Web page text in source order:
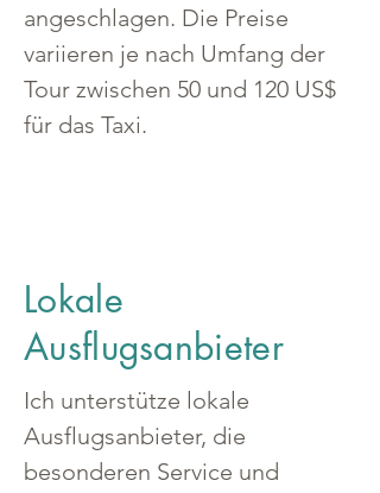
angeschlagen. Die Preise
variieren je nach Umfang der
Tour zwischen 50 und 120 US$
für das Taxi.
Lokale
Ausflugsanbieter
Ich unterstütze lokale
Ausflugsanbieter, die
besonderen Service und